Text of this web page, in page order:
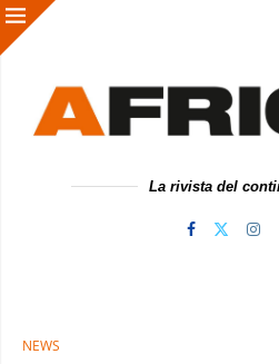
La rivista del
NEWS